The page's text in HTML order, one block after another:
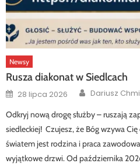
Newsy
Rusza diakonat w Siedlcach
Posted
on
28 lipca 2026 Author
Dariusz
Odkryj nową drogę służby – ruszają
siedleckiej! Czujesz, że Bóg wzywa
światem jest rodzina i praca
wyjątkowe drzwi. Od października